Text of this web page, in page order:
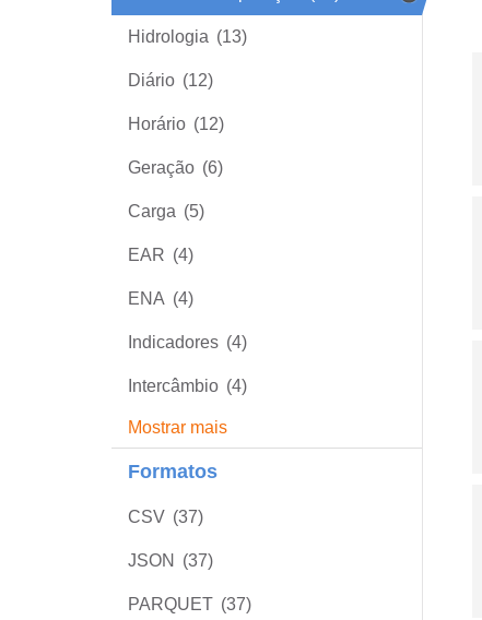
Hidrologia (13)
Diário (12)
Horário (12)
Geração (6)
Carga (5)
EAR (4)
ENA (4)
Indicadores (4)
Intercâmbio (4)
Mostrar mais
Formatos
CSV (37)
JSON (37)
PARQUET (37)